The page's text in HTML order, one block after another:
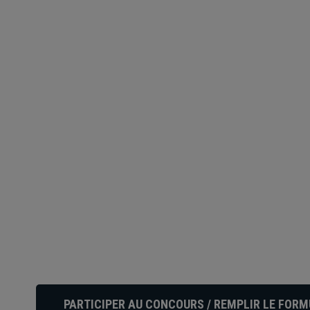
PARTICIPER AU CONCOURS / REMPLIR LE